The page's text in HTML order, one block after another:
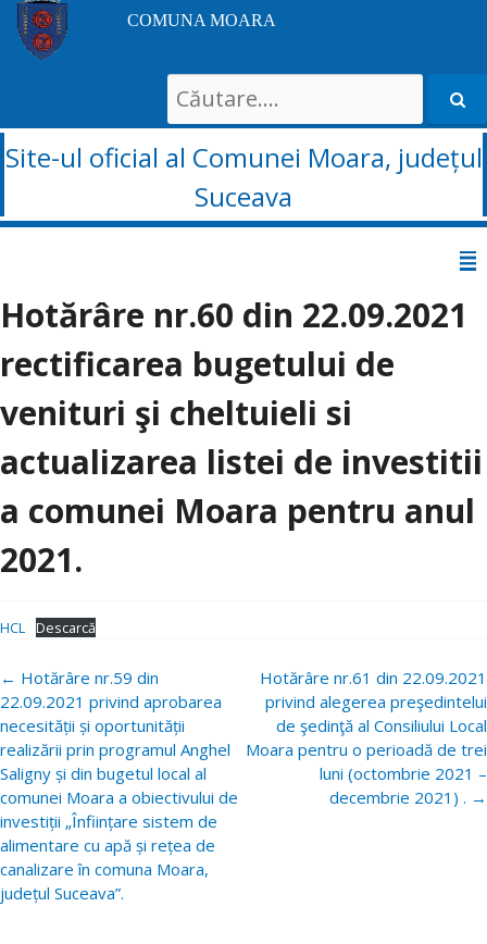
COMUNA MOARA
Search
for:
Site-ul oficial al Comunei Moara, județul
Suceava
conținut
Hotărâre nr.60 din 22.09.2021
rectificarea bugetului de
venituri şi cheltuieli si
actualizarea listei de investitii
a comunei Moara pentru anul
2021.
HCL Descarcă
Navigare
postări
← Hotărâre nr.59 din
22.09.2021 privind aprobarea
necesității și oportunității
realizării prin programul Anghel
Saligny și din bugetul local al
comunei Moara a obiectivului de
investiții „Înființare sistem de
alimentare cu apă și rețea de
canalizare în comuna Moara,
județul Suceava”.
Hotărâre nr.61 din 22.09.2021
privind alegerea preşedintelui
de şedinţă al Consiliului Local
Moara pentru o perioadă de trei
luni (octombrie 2021 –
decembrie 2021) . →